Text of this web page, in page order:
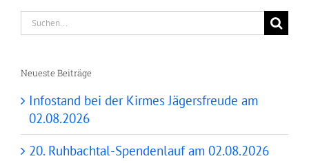
Suche
nach:
Neueste Beiträge
Infostand bei der Kirmes Jägersfreude am
02.08.2026
20. Ruhbachtal-Spendenlauf am 02.08.2026